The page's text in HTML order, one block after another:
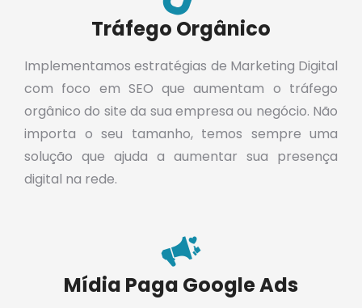
Tráfego Orgânico
Implementamos estratégias de Marketing Digital
com foco em SEO que aumentam o tráfego
orgânico do site da sua empresa ou negócio. Não
importa o seu tamanho, temos sempre uma
solução que ajuda a aumentar sua presença
digital na rede.
Mídia Paga Google Ads